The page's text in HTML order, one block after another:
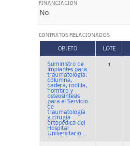
FINANCIACION
No
CONTRATOS RELACIONADOS
OBJETO LOTE
Suministro de
implantes para
traumatología:
columna,
cadera, rodilla,
hombro y
osteosíntesis
para el Servicio
de
traumatología
y cirugía
ortopédica del
Hospital
Universitario ...
1